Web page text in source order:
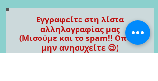
Εγγραφείτε στη λίστα
αλληλογραφίας μας
(Μισούμε και το spam!! Οπότε
μην ανησυχείτε 😉)